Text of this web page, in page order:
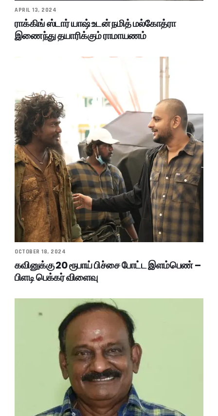
APRIL 13, 2024
ராக்கிங் ஸ்டார் யாஷ் உடன் நமித் மல்கோத்ரா
இணைந்து தயாரிக்கும் ராமாயணம்
OCTOBER 18, 2024
கவினுக்கு 20 ரூபாய் பிச்சை போட்ட இளம்பெண் –
பிளடி பெக்கர் விளைவு